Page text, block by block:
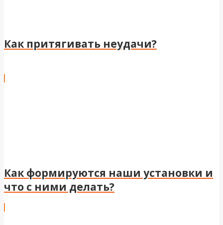
Как притягивать неудачи?
Как формируются наши установки и
что с ними делать?